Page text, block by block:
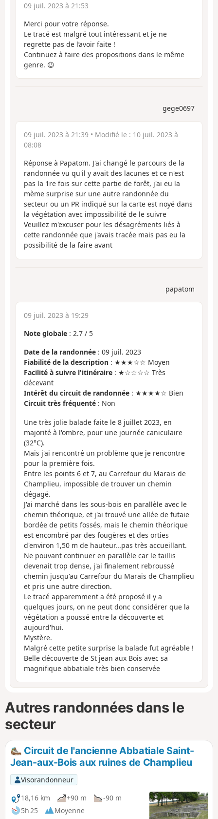
09 juil. 2023 à 21:53
Merci pour votre réponse.
Le tracé est malgré tout intéressant et je ne
regrette pas de l’avoir faite !
Continuez à faire des propositions dans le même
genre. 😉
gege0697
09 juil. 2023 à 21:39 • Modifié le : 10 juil. 2023 à
08:08
Réponse à Papatom. J'ai changé le parcours de la
randonnée vu qu'il y avait des lacunes et ce n'est
pas la 1re fois sur cette partie de forêt, j'ai eu la
mème surprise sur une autre randonnée du
secteur ou un PR indiqué sur la carte est noyé dans
la végétation avec impossibilité de le suivre
Veuillez m'excuser pour les désagréments liés à
cette randonnée que j'avais tracée mais pas eu la
possibilité de la faire avant
papatom
09 juil. 2023 à 19:29
Note globale : 2.7 / 5
Date de la randonnée : 09 juil. 2023
Fiabilité de la description : ★★★☆☆ Moyen
Facilité à suivre l'itinéraire : ★☆☆☆☆ Très
décevant
Intérêt du circuit de randonnée : ★★★★☆ Bien
Circuit très fréquenté : Non
Une très jolie balade faite le 8 juillet 2023, en
majorité à l'ombre, pour une journée caniculaire
(32°C).
Mais j'ai rencontré un problème que je rencontre
pour la première fois.
Entre les points 6 et 7, au Carrefour du Marais de
Champlieu, impossible de trouver un chemin
dégagé.
J'ai marché dans les sous-bois en parallèle avec le
chemin théorique, et j'ai trouvé une allée de futaie
bordée de petits fossés, mais le chemin théorique
est encombré par des fougères et des orties
d'environ 1,50 m de hauteur...pas très accueillant.
Ne pouvant continuer en parallèle car le taillis
devenait trop dense, j'ai finalement rebroussé
chemin jusqu'au Carrefour du Marais de Champlieu
et pris une autre direction.
Le tracé apparemment a été proposé il y a
quelques jours, on ne peut donc considérer que la
végétation a poussé entre la découverte et
aujourd'hui.
Mystère.
Malgré cette petite surprise la balade fut agréable !
Belle découverte de St jean aux Bois avec sa
magnifique abbatiale très bien conservée
Autres randonnées dans le
secteur
Circuit de l'ancienne Abbatiale Saint-
Jean-aux-Bois aux ruines de Champlieu
Visorandonneur
18,16 km
+90 m
-90 m
5h 25
Moyenne